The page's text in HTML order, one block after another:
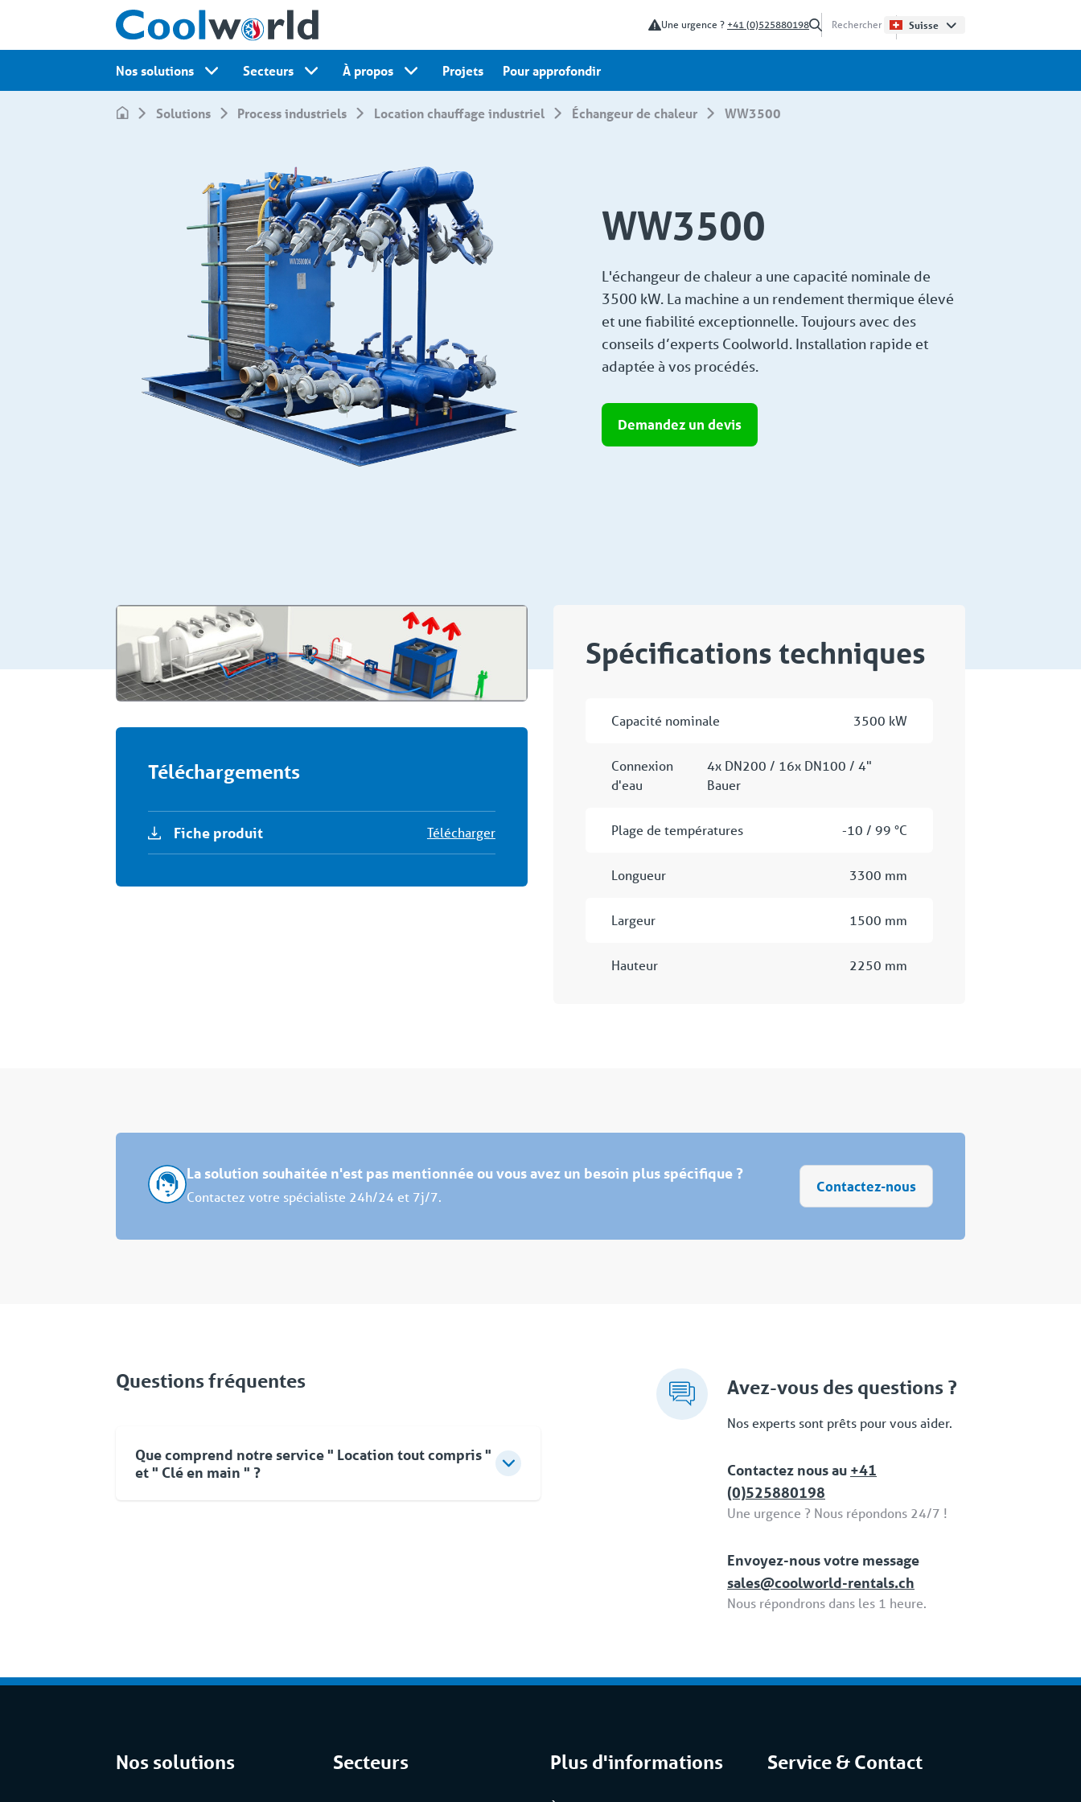
Une urgence ? +41 (0)525880198 Suisse
Nos solutions Secteurs À propos Projets Pour approfondir
Solutions Process industriels Location chauffage industriel Échangeur de chaleur WW3500
WW3500
L'échangeur de chaleur a une capacité nominale de
3500 kW. La machine a un rendement thermique élevé
et une fiabilité exceptionnelle. Toujours avec des
conseils d’experts Coolworld. Installation rapide et
adaptée à vos procédés.
Demandez un devis
Téléchargements
Fiche produit Télécharger
Spécifications techniques
Capacité nominale 3500 kW
Connexion
d'eau
4x DN200 / 16x DN100 / 4"
Bauer
Plage de températures -10 / 99 °C
Longueur 3300 mm
Largeur 1500 mm
Hauteur 2250 mm
La solution souhaitée n'est pas mentionnée ou vous avez un besoin plus spécifique ?
Contactez votre spécialiste 24h/24 et 7j/7.
Contactez-nous
Questions fréquentes
Que comprend notre service " Location tout compris "
et " Clé en main " ?
Avez-vous des questions ?
Nos experts sont prêts pour vous aider.
Contactez nous au +41
(0)525880198
Une urgence ? Nous répondons 24/7 !
Envoyez-nous votre message
sales@coolworld-rentals.ch
Nous répondrons dans les 1 heure.
Nos solutions Secteurs Plus d'informations Service & Contact